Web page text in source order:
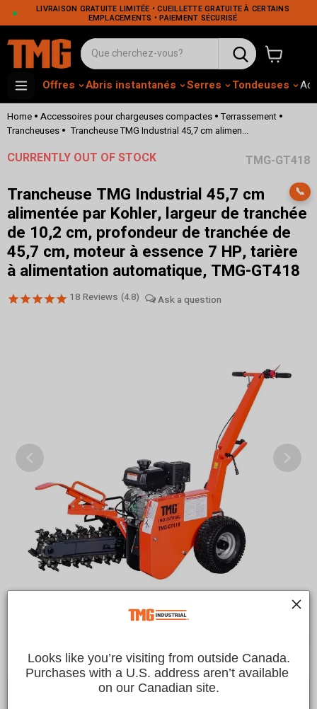
LIVRAISON GRATUITE LIMITÉE • CUEILLETTE GRATUITE À CERTAINS
EMPLACEMENTS • PAIEMENT SÉCURISÉ
Voir le
Offres Abris instantanés Serres Tondeuses
Home • Accessoires pour chargeuses compactes • Terrassement •
Trancheuses • Trancheuse TMG Industrial 45,7 cm alimen...
CURRENTLY OUT OF STOCK TMG-GT418
Trancheuse TMG Industrial 45,7 cm
alimentée par Kohler, largeur de tranchée
de 10,2 cm, profondeur de tranchée de
45,7 cm, moteur à essence 7 HP, tarière
à alimentation automatique, TMG-GT418
18 Reviews
$2,999.00 CAD
📞
Looks like you’re visiting from outside Canada.
Purchases with a U.S. address aren’t available
on our Canadian site.